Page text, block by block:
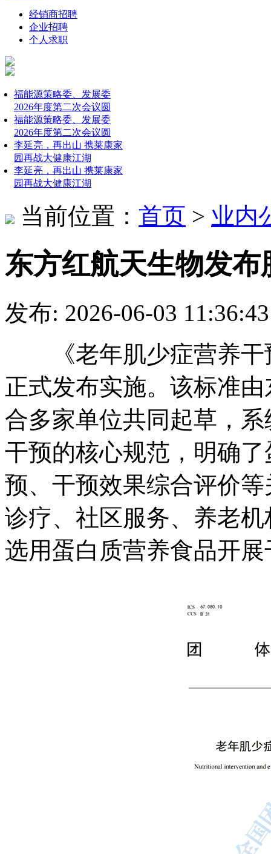
经销商招聘
企业招聘
个人求职
福能源策略委、发展委
2026年度第二次会议圆
福能源策略委、发展委
2026年度第二次会议圆
李延亮，再出山 携莱康家
园再战大健康江湖
李延亮，再出山 携莱康家
园再战大健康江湖
当前位置： 首页 > 业内
东方红航天生物发
发布: 2026-06-03
《老年肌少症营养干
正式发布实施。该标准
合多家单位共同起草，
干预的核心规范，明确
预、干预效果综合评价
诊疗、社区服务、养老
选用蛋白质营养食品开